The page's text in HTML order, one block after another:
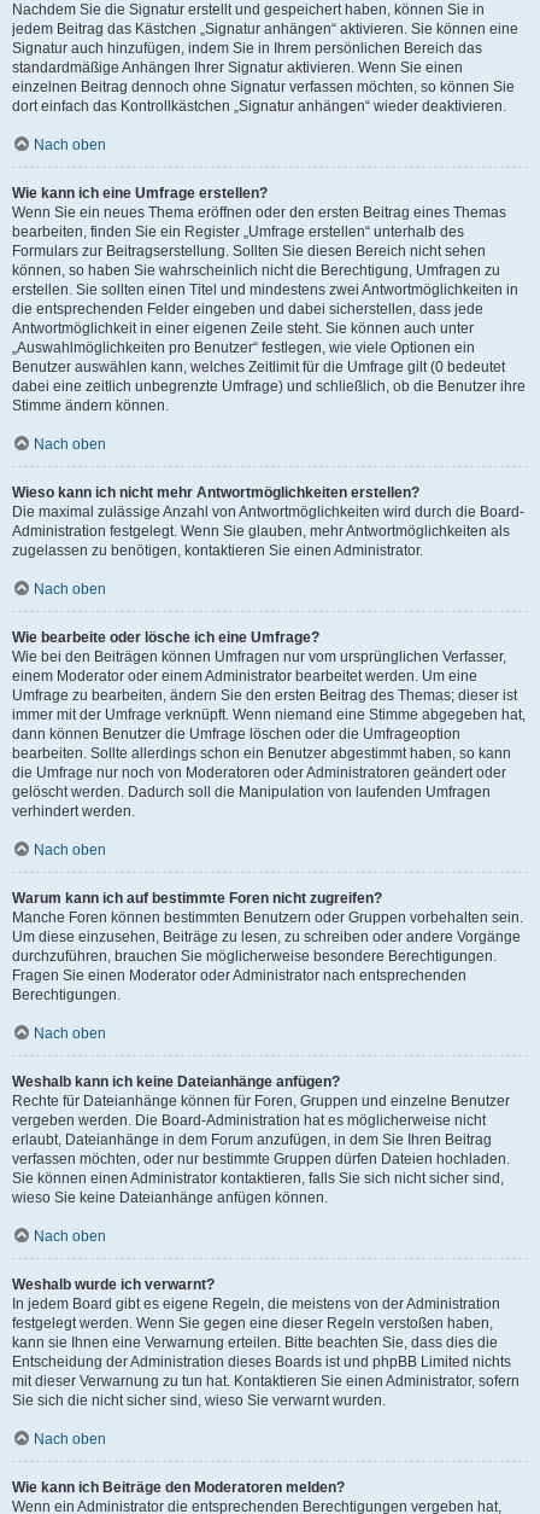
Nachdem Sie die Signatur erstellt und gespeichert haben, können Sie in
jedem Beitrag das Kästchen „Signatur anhängen“ aktivieren. Sie können eine
Signatur auch hinzufügen, indem Sie in Ihrem persönlichen Bereich das
standardmäßige Anhängen Ihrer Signatur aktivieren. Wenn Sie einen
einzelnen Beitrag dennoch ohne Signatur verfassen möchten, so können Sie
dort einfach das Kontrollkästchen „Signatur anhängen“ wieder deaktivieren.
Nach oben
Wie kann ich eine Umfrage erstellen?
Wenn Sie ein neues Thema eröffnen oder den ersten Beitrag eines Themas
bearbeiten, finden Sie ein Register „Umfrage erstellen“ unterhalb des
Formulars zur Beitragserstellung. Sollten Sie diesen Bereich nicht sehen
können, so haben Sie wahrscheinlich nicht die Berechtigung, Umfragen zu
erstellen. Sie sollten einen Titel und mindestens zwei Antwortmöglichkeiten in
die entsprechenden Felder eingeben und dabei sicherstellen, dass jede
Antwortmöglichkeit in einer eigenen Zeile steht. Sie können auch unter
„Auswahlmöglichkeiten pro Benutzer“ festlegen, wie viele Optionen ein
Benutzer auswählen kann, welches Zeitlimit für die Umfrage gilt (0 bedeutet
dabei eine zeitlich unbegrenzte Umfrage) und schließlich, ob die Benutzer ihre
Stimme ändern können.
Nach oben
Wieso kann ich nicht mehr Antwortmöglichkeiten erstellen?
Die maximal zulässige Anzahl von Antwortmöglichkeiten wird durch die Board-
Administration festgelegt. Wenn Sie glauben, mehr Antwortmöglichkeiten als
zugelassen zu benötigen, kontaktieren Sie einen Administrator.
Nach oben
Wie bearbeite oder lösche ich eine Umfrage?
Wie bei den Beiträgen können Umfragen nur vom ursprünglichen Verfasser,
einem Moderator oder einem Administrator bearbeitet werden. Um eine
Umfrage zu bearbeiten, ändern Sie den ersten Beitrag des Themas; dieser ist
immer mit der Umfrage verknüpft. Wenn niemand eine Stimme abgegeben hat,
dann können Benutzer die Umfrage löschen oder die Umfrageoption
bearbeiten. Sollte allerdings schon ein Benutzer abgestimmt haben, so kann
die Umfrage nur noch von Moderatoren oder Administratoren geändert oder
gelöscht werden. Dadurch soll die Manipulation von laufenden Umfragen
verhindert werden.
Nach oben
Warum kann ich auf bestimmte Foren nicht zugreifen?
Manche Foren können bestimmten Benutzern oder Gruppen vorbehalten sein.
Um diese einzusehen, Beiträge zu lesen, zu schreiben oder andere Vorgänge
durchzuführen, brauchen Sie möglicherweise besondere Berechtigungen.
Fragen Sie einen Moderator oder Administrator nach entsprechenden
Berechtigungen.
Nach oben
Weshalb kann ich keine Dateianhänge anfügen?
Rechte für Dateianhänge können für Foren, Gruppen und einzelne Benutzer
vergeben werden. Die Board-Administration hat es möglicherweise nicht
erlaubt, Dateianhänge in dem Forum anzufügen, in dem Sie Ihren Beitrag
verfassen möchten, oder nur bestimmte Gruppen dürfen Dateien hochladen.
Sie können einen Administrator kontaktieren, falls Sie sich nicht sicher sind,
wieso Sie keine Dateianhänge anfügen können.
Nach oben
Weshalb wurde ich verwarnt?
In jedem Board gibt es eigene Regeln, die meistens von der Administration
festgelegt werden. Wenn Sie gegen eine dieser Regeln verstoßen haben,
kann sie Ihnen eine Verwarnung erteilen. Bitte beachten Sie, dass dies die
Entscheidung der Administration dieses Boards ist und phpBB Limited nichts
mit dieser Verwarnung zu tun hat. Kontaktieren Sie einen Administrator, sofern
Sie sich die nicht sicher sind, wieso Sie verwarnt wurden.
Nach oben
Wie kann ich Beiträge den Moderatoren melden?
Wenn ein Administrator die entsprechenden Berechtigungen vergeben hat,